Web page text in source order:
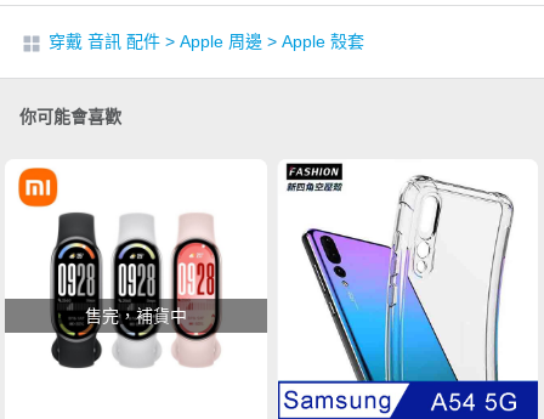
穿戴 音訊 配件 > Apple 周邊 > Apple 殼套
你可能會喜歡
售完，補貨中